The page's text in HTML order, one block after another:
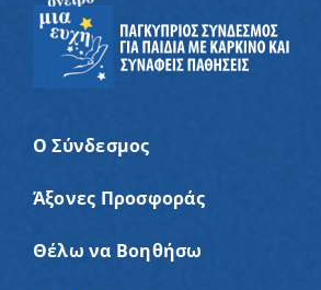
Ο Σύνδεσμος
Άξονες Προσφοράς
Θέλω να Βοηθήσω